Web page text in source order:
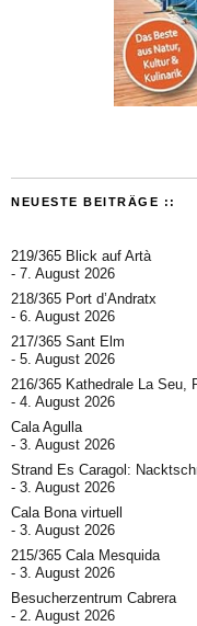
NEUESTE BEITRÄGE ::
219/365 Blick auf Artà
7. August 2026
218/365 Port d’Andratx
6. August 2026
217/365 Sant Elm
5. August 2026
216/365 Kathedrale La Seu,
4. August 2026
Cala Agulla
3. August 2026
Strand Es Caragol:
3. August 2026
Cala Bona virtuell
3. August 2026
215/365 Cala Mesquida
3. August 2026
Besucherzentrum Cabrera
2. August 2026